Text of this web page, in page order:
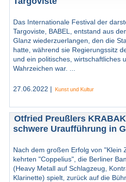
Das Internationale Festival der
Targoviste, BABEL, entstand aus
Glanz wiederzuerlangen, den die
hatte, während sie Regierungssitz
und ein politisches, wirtschaftliches
Wahrzeichen war. ...
27.06.2022 | Kunst und Kultur
Otfried Preußlers
schwere Uraufführung in
Nach dem großen Erfolg von "Klein
kehrten "Coppelius", die Berliner
(Heavy Metall auf Schlagzeug,
Klarinette) spielt, zurück auf die